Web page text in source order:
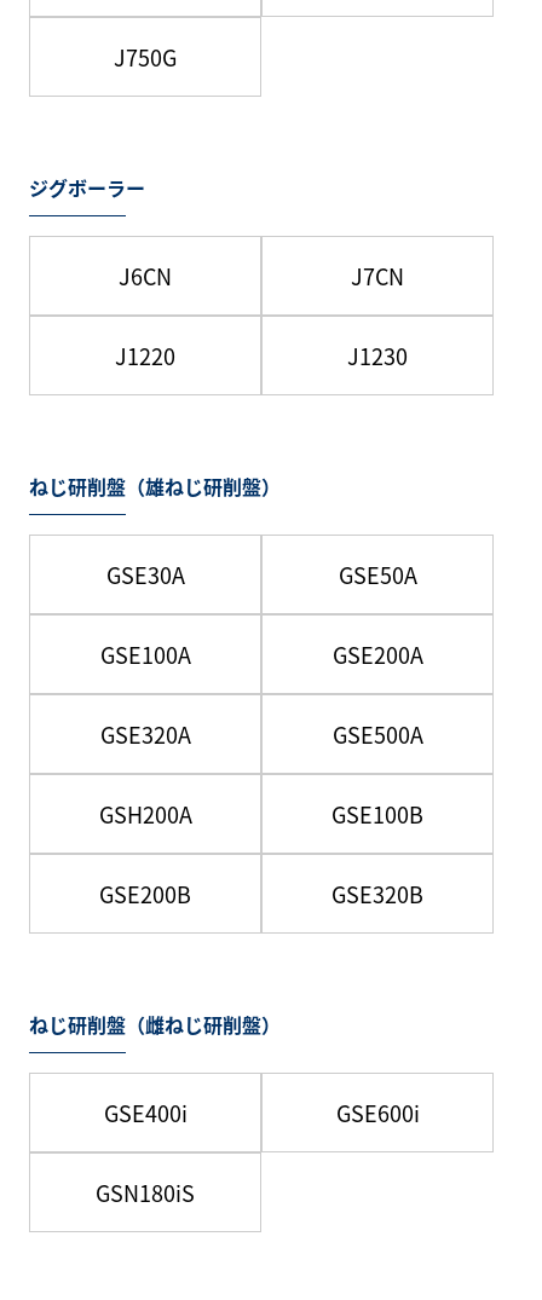
J750G
ジグボーラー
J6CN J7CN
J1220 J1230
ねじ研削盤（雄ねじ研削盤）
GSE30A GSE50A
GSE100A GSE200A
GSE320A GSE500A
GSH200A GSE100B
GSE200B GSE320B
ねじ研削盤（雌ねじ研削盤）
GSE400i GSE600i
GSN180iS